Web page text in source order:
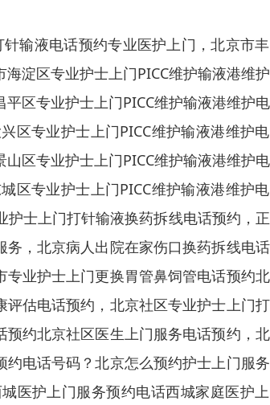
输液电话预约专业医护上门，北京市
淀区专业护士上门PICC维护输液港维
区专业护士上门PICC维护输液港维护
区专业护士上门PICC维护输液港维护
区专业护士上门PICC维护输液港维护
区专业护士上门PICC维护输液港维护
护士上门打针输液换药拆线电话预约，
，北京病人出院在家伤口换药拆线电
业护士上门更换胃管鼻饲管电话预约
估电话预约，北京社区专业护士上门
约北京社区医生上门服务电话预约，
电话号码？北京怎么预约护士上门服
医护上门服务预约电话西城家庭医护